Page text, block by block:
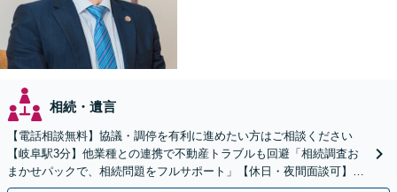
相続・遺言
【電話相談無料】協議・調停を有利に進めたい方はご相談ください
【岐阜駅3分】他業種との連携で不動産トラブルも回避「相続調査お
まかせパックで、相続問題をフルサポート」【休日・夜間面談可】
【電話相談・ビデオ面談あり】【完全個室対応】